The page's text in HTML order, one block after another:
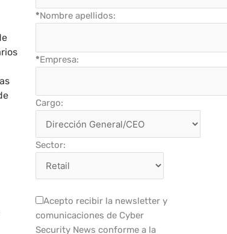
*Nombre apellidos:
*Empresa:
Cargo:
Sector:
Acepto recibir la newsletter y
comunicaciones de Cyber
Security News conforme a la